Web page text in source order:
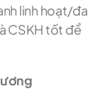
linh hoạt/đa
CSKH tốt để